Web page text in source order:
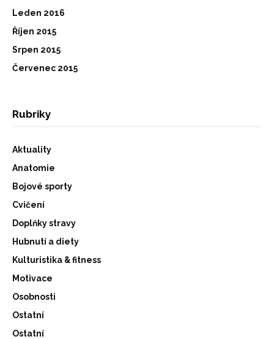
Leden 2016
Říjen 2015
Srpen 2015
Červenec 2015
Rubriky
Aktuality
Anatomie
Bojové sporty
Cvičení
Doplňky stravy
Hubnutí a diety
Kulturistika & fitness
Motivace
Osobnosti
Ostatní
Ostatní